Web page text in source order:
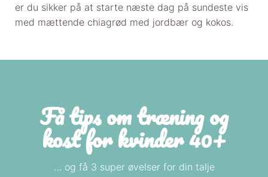
er du sikker på at starte næste dag på sundeste vis
med mættende chiagrød med jordbær og kokos.
Få tips om træning og
kost for kvinder 40+
… og få 3 super øvelser for din talje